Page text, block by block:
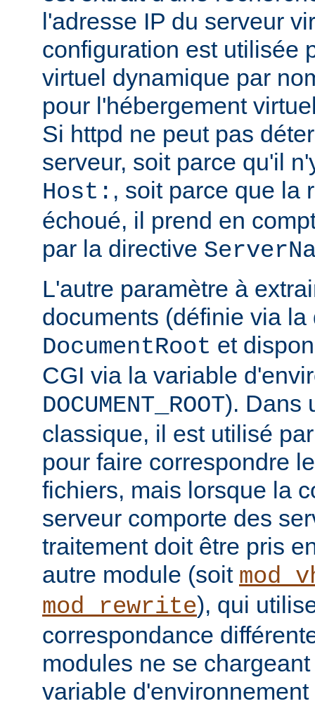
l'adresse IP du serveur
configuration est utilisée
virtuel dynamique par
pour l'hébergement
Si httpd ne peut pas
serveur, soit parce qu'il
Host: , soit parce que la
échoué, il prend en
par la directive
L'autre paramètre à
documents (définie via la
DocumentRoot et
CGI via la variable
DOCUMENT_ROOT). Dans
classique, il est utilisé
pour faire correspondre
fichiers, mais lorsque la
serveur comporte des
traitement doit être pris
autre module (soit
mod_rewrite), qui
correspondance
modules ne se
variable d'environnement